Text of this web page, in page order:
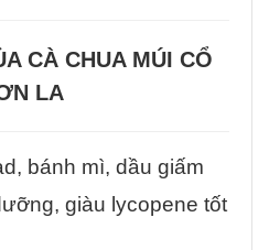
CÀ CHUA MÚI CỔ
LA
bánh mì, dầu giấm
giàu lycopene tốt